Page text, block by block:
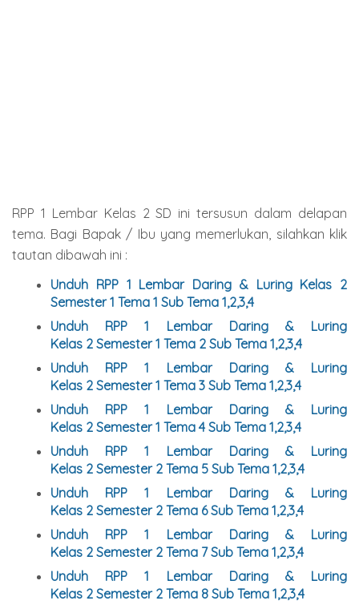
RPP 1 Lembar Kelas 2 SD ini tersusun dalam delapan
tema. Bagi Bapak / Ibu yang memerlukan, silahkan klik
tautan dibawah ini :
Unduh RPP 1 Lembar Daring & Luring Kelas 2
Semester 1 Tema 1 Sub Tema 1,2,3,4
Unduh RPP 1 Lembar Daring & Luring
Kelas 2 Semester 1 Tema 2 Sub Tema 1,2,3,4
Unduh RPP 1 Lembar Daring & Luring
Kelas 2 Semester 1 Tema 3 Sub Tema 1,2,3,4
Unduh RPP 1 Lembar Daring & Luring
Kelas 2 Semester 1 Tema 4 Sub Tema 1,2,3,4
Unduh RPP 1 Lembar Daring & Luring
Kelas 2 Semester 2 Tema 5 Sub Tema 1,2,3,4
Unduh RPP 1 Lembar Daring & Luring
Kelas 2 Semester 2 Tema 6 Sub Tema 1,2,3,4
Unduh RPP 1 Lembar Daring & Luring
Kelas 2 Semester 2 Tema 7 Sub Tema 1,2,3,4
Unduh RPP 1 Lembar Daring & Luring
Kelas 2 Semester 2 Tema 8 Sub Tema 1,2,3,4